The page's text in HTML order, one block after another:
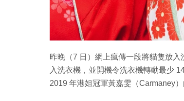
昨晚（7 日）網上瘋傳一段將貓隻放
入洗衣機，並開機令洗衣機轉動最少
2019 年港姐冠軍黃嘉雯（Carmaney）